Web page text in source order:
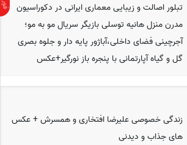
تبلور اصالت و زیبایی معماری ایرانی در دکوراسیون
مدرن منزل هانیه توسلی بازیگر سریال مو به مو؛
آجرچینی فضای داخلی،آباژور پایه دار و جلوه بصری
گل و گیاه آپارتمانی با پنجره باز نورگیر+عکس
زندگی خصوصی علیرضا افتخاری و همسرش + عکس
های جذاب و دیدنی